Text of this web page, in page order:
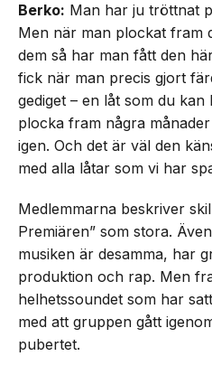
Berko: Man har ju tröttnat
Men när man plockat fram
dem så har man fått den
fick när man precis gjort
gediget – en låt som du kan
plocka fram några
igen. Och det är väl den
med alla låtar som vi har
Medlemmarna beskriver
Premiären” som stora.
musiken är desamma, har
produktion och rap. Men
helhetssoundet som har
med att gruppen gått
pubertet.